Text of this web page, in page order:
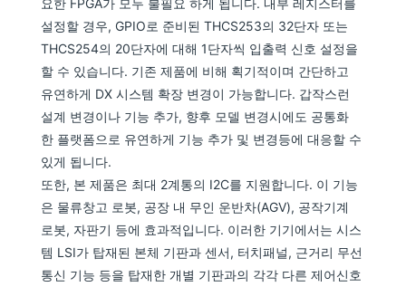
요한 FPGA가 모두 불필요 하게 됩니다. 내부 레지스터를
설정할 경우, GPIO로 준비된 THCS253의 32단자 또는
THCS254의 20단자에 대해 1단자씩 입출력 신호 설정을
할 수 있습니다. 기존 제품에 비해 획기적이며 간단하고
유연하게 DX 시스템 확장 변경이 가능합니다. 갑작스런
설계 변경이나 기능 추가, 향후 모델 변경시에도 공통화
한 플랫폼으로 유연하게 기능 추가 및 변경등에 대응할 수
있게 됩니다.
또한, 본 제품은 최대 2계통의 I2C를 지원합니다. 이 기능
은 물류창고 로봇, 공장 내 무인 운반차(AGV), 공작기계
로봇, 자판기 등에 효과적입니다. 이러한 기기에서는 시스
템 LSI가 탑재된 본체 기판과 센서, 터치패널, 근거리 무선
통신 기능 등을 탑재한 개별 기판과의 각각 다른 제어신호